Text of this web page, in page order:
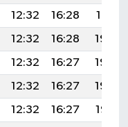
12:32 16:28
19:51
12:32 16:28
19:50
12:32 16:27
19:49
12:32 16:27
19:48
12:32 16:27
19:47